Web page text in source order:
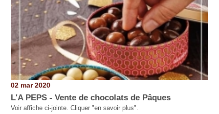
02 mar 2020
L'A PEPS - Vente de chocolats de Pâques
Voir affiche ci-jointe. Cliquer "en savoir plus".